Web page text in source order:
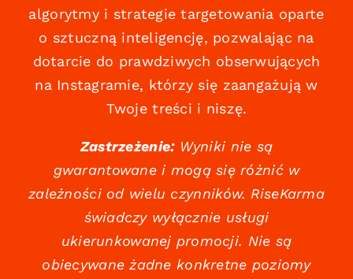
algorytmy i strategie targetowania oparte
o sztuczną inteligencję, pozwalając na
dotarcie do prawdziwych obserwujących
na Instagramie, którzy się zaangażują w
Twoje treści i niszę.
Zastrzeżenie:Wyniki nie są
gwarantowane i mogą się różnić w
zależności od wielu czynników. RiseKarma
świadczy wyłącznie usługi
ukierunkowanej promocji. Nie są
obiecywane żadne konkretne poziomy